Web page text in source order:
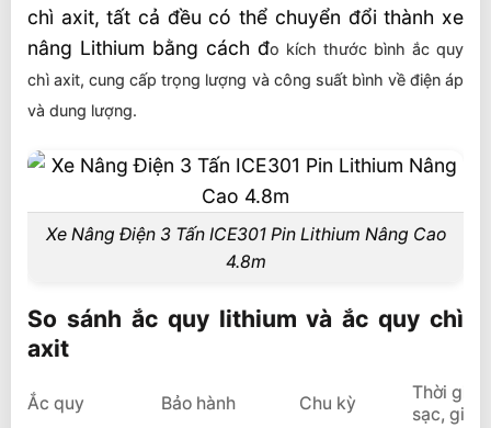
chì axit, tất cả đều có thể chuyển đổi thành xe
nâng Lithium bằng cách đo kích thước bình ắc quy
chì axit, cung cấp trọng lượng và công suất bình về điện áp
và dung lượng.
Xe Nâng Điện 3 Tấn ICE301 Pin Lithium Nâng Cao
4.8m
So sánh ắc quy lithium và ắc quy chì
axit
Ắc quy Bảo hành Chu kỳ
Thời gian
sạc, giờ